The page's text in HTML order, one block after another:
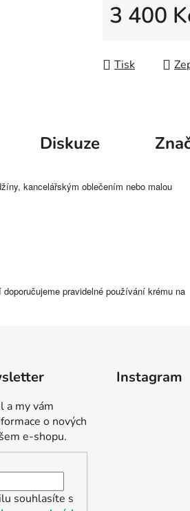
3 400
Tisk
Diskuze
kancelářským oblečením nebo malou
pravidelné používání krému na
a my vám
o nových
e-shopu.
souhlasíte s
Instagram